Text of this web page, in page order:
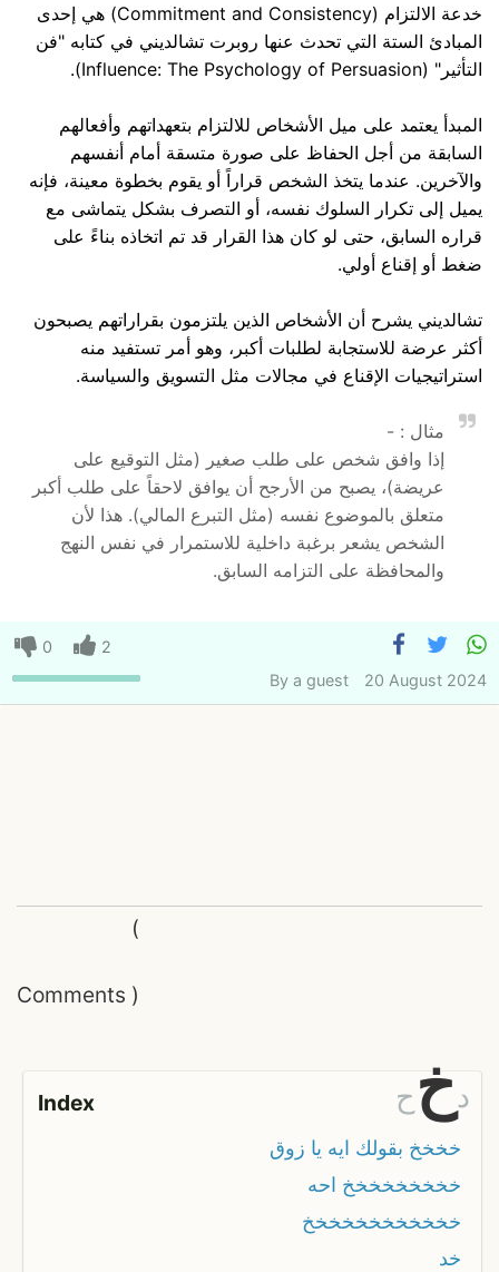
خدعة الالتزام (Commitment and Consistency) هي إحدى
المبادئ الستة التي تحدث عنها روبرت تشالديني في كتابه "فن
التأثير" (Influence: The Psychology of Persuasion).
المبدأ يعتمد على ميل الأشخاص للالتزام بتعهداتهم وأفعالهم
السابقة من أجل الحفاظ على صورة متسقة أمام أنفسهم
والآخرين. عندما يتخذ الشخص قراراً أو يقوم بخطوة معينة، فإنه
يميل إلى تكرار السلوك نفسه، أو التصرف بشكل يتماشى مع
قراره السابق، حتى لو كان هذا القرار قد تم اتخاذه بناءً على
ضغط أو إقناع أولي.
تشالديني يشرح أن الأشخاص الذين يلتزمون بقراراتهم يصبحون
أكثر عرضة للاستجابة لطلبات أكبر، وهو أمر تستفيد منه
استراتيجيات الإقناع في مجالات مثل التسويق والسياسة.
مثال : -
إذا وافق شخص على طلب صغير (مثل التوقيع على
عريضة)، يصبح من الأرجح أن يوافق لاحقاً على طلب أكبر
متعلق بالموضوع نفسه (مثل التبرع المالي). هذا لأن
الشخص يشعر برغبة داخلية للاستمرار في نفس النهج
والمحافظة على التزامه السابق.
0
2
By a guest 20 August 2024
Comments
(
)
Index ح خد
خخخخ بقولك ايه يا زوق
خخخخخخخخخ احه
خخخخخخخخخخخخ
خد